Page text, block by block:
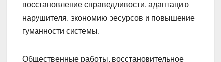
восстановление справедливости, адаптацию
нарушителя, экономию ресурсов и повышение
гуманности системы.
Общественные работы, восстановительное